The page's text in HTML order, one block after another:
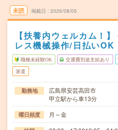
未読 掲載日 2026/08/05
【扶養内ウェルカム！
レス機械操作/日払いOK
職種未経験OK 交通費別途支給あり
派遣
勤務地
広島県安芸高田市
甲立駅から車13分
曜日頻度 月～金